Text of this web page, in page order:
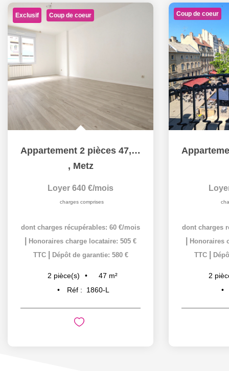
Exclusif Coup de coeur
Appartement 2 pièces 47,20 m² avec Parking sécurisé à louer...
, Metz
Loyer 640 €/mois
charges comprises
dont charges récupérables: 60 €/mois
Honoraires charge locataire: 505 €
TTC
Dépôt de garantie: 580 €
2 pièce(s) 47 m²
Réf :
1860-L
Coup de coeur
dont charges
Honoraires
TTC
2